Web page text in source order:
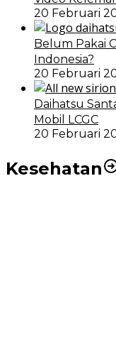
20 Februari
Belum Pakai
Indonesia?
20 Februari
Daihatsu
Mobil LCGC
20 Februari
Kesehatan